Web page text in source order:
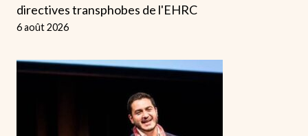
directives transphobes de l'EHRC
6 août 2026